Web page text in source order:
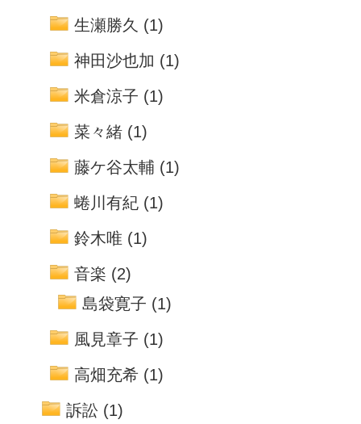
生瀬勝久 (1)
神田沙也加 (1)
米倉涼子 (1)
菜々緒 (1)
藤ケ谷太輔 (1)
蜷川有紀 (1)
鈴木唯 (1)
音楽 (2)
島袋寛子 (1)
風見章子 (1)
高畑充希 (1)
訴訟 (1)